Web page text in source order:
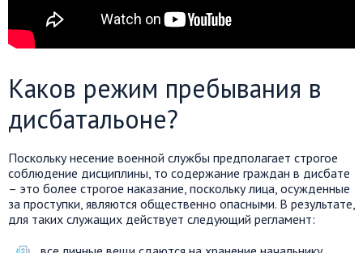
Каков режим пребывания в
дисбатальоне?
Поскольку несение военной службы предполагает строгое
соблюдение дисциплины, то содержание граждан в дисбате
– это более строгое наказание, поскольку лица, осужденные
за проступки, являются общественно опасными. В результате,
для таких служащих действует следующий регламент: